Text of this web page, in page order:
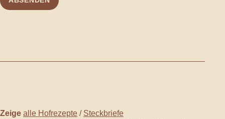
Zeige alle Hofrezepte / Steckbriefe